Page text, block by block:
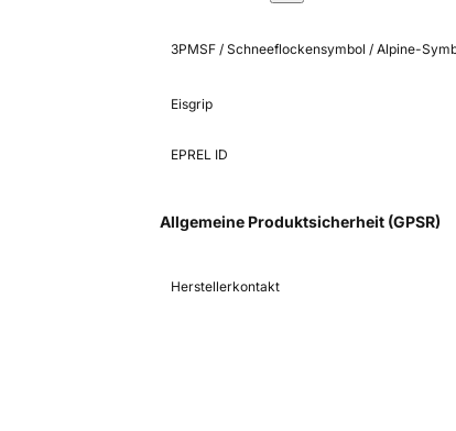
3PMSF / Schneeflockensymbol / Alpine-
Eisgrip
EPREL ID
Allgemeine Produktsicherheit (GPSR)
Herstellerkontakt